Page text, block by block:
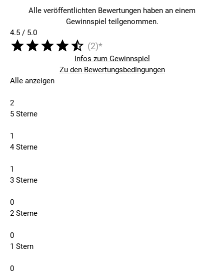
Alle veröffentlichten Bewertungen haben an einem
Gewinnspiel teilgenommen.
4.5 / 5.0
(2)*
Infos zum Gewinnspiel
Zu den Bewertungsbedingungen
Alle anzeigen
2
5 Sterne
1
4 Sterne
1
3 Sterne
0
2 Sterne
0
1 Stern
0